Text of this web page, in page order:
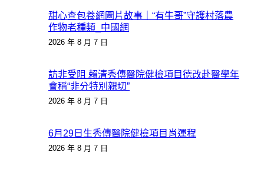
甜心查包養網圖片故事｜“有牛哥”守護村落農
作物老種類_中國網
2026 年 8 月 7 日
訪非受阻 賴清秀傳醫院健檢項目德改赴醫學年
會稱“非分特別親切”
2026 年 8 月 7 日
6月29日生秀傳醫院健檢項目肖運程
2026 年 8 月 7 日